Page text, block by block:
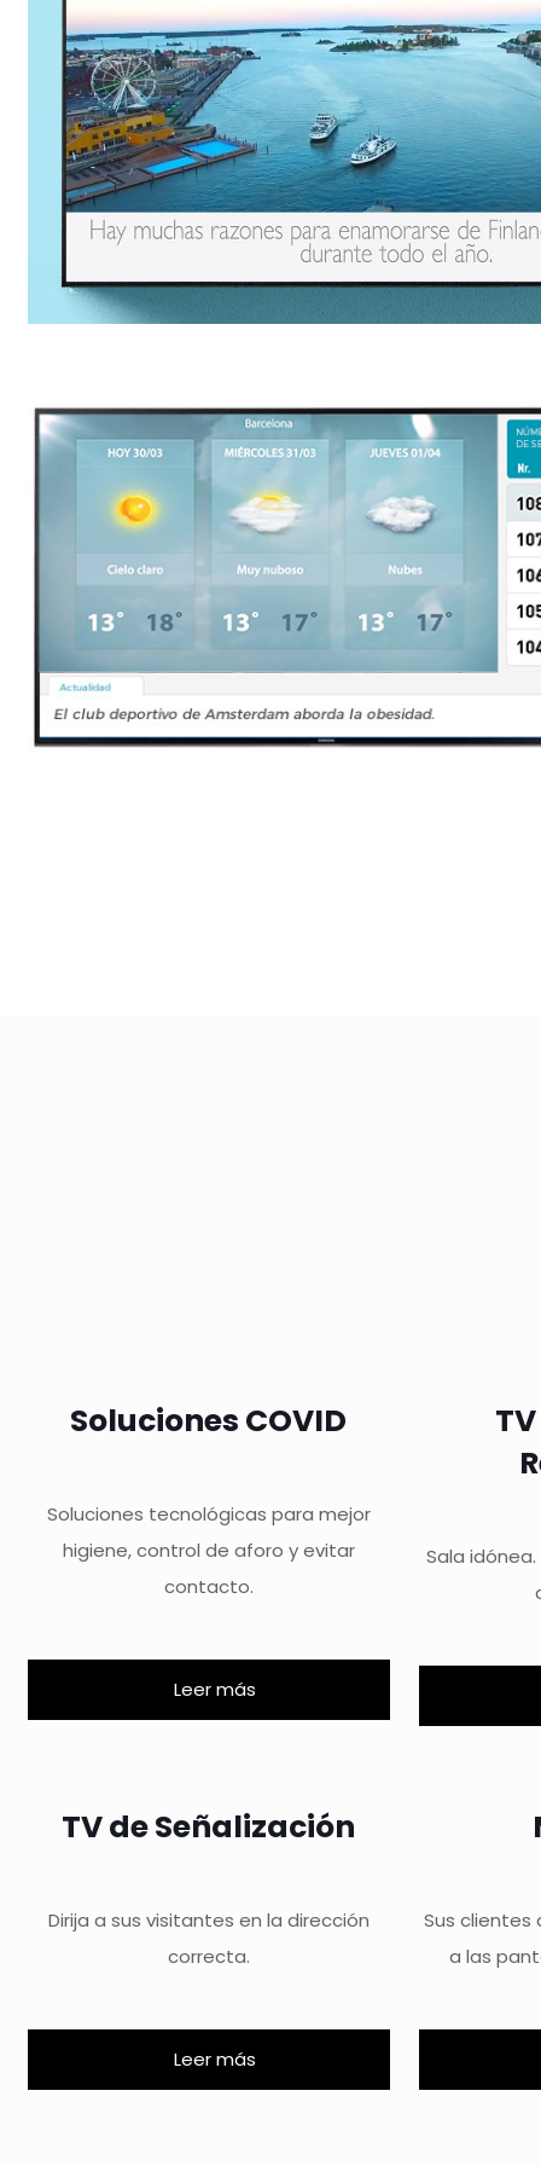
Soluciones COVID
Soluciones tecnológicas para mejor
higiene, control de aforo y evitar
contacto.
Leer más
Sala
TV de Señalización
Dirija a sus visitantes en la dirección
correcta.
Leer más
Sus clientes
a las